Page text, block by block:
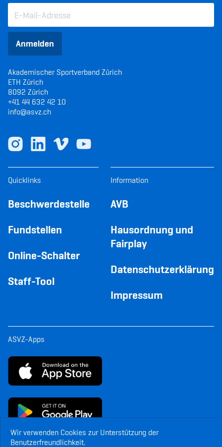
Wir verwenden Cookies zur Unterstützung der
Benutzerfreundlichkeit.
Anmelden
Akademischer Sportverband Zürich
ETH Zürich
8092 Zürich
+41 44 632 42 10
info@asvz.ch
Quicklinks
Beschwerdestelle
Fundstellen
Online-Schalter
Staff-Tool
Information
AVB
Hausordnung und
Fairplay
Datenschutzerklärung
Impressum
ASVZ-Apps